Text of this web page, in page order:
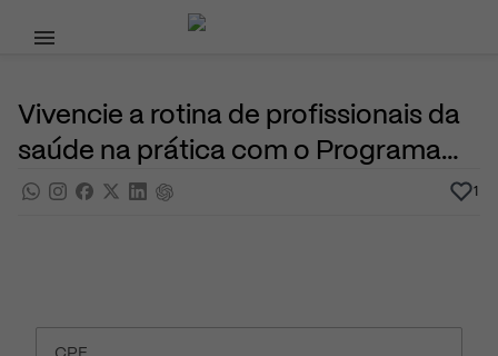
Pular para o conteúdo principal
Vivencie a rotina de profissionais da
saúde na prática com o Programa
Experiência Sírio-Libanês
1